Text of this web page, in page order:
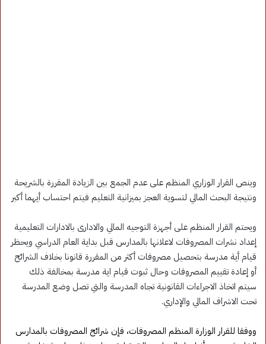
وينص القرار الوزاري المنظم على عدم الجمع بين الزيادة المقررة بالشريحة
ونتيجة البحث المالي لتسوية العجز بميزانية التعليم فيتم احتساب أيهما أكبر
ويحتم القرار المنظم على أجهزة التوجيه المالي والادارى بالادارات التعليمية
إعداد نشرات المصروفات لاعلانها بالمدارس قبل بداية العام الدراسي ويحظر
قيام أية مدرسة بتحصيل مصروفات أكثر من المقررة قانونا بخلاف الشرائح
أو إعادة تقييم المصروفات وحال ثبوت قيام اية مدرسة بمخالفة ذلك
سيتم اتخاذ الاجراءات القانونية تجاه المدرسة والتي تصل وضع المدرسة
تحت الاشراف المالي والإداري.
ووفقا للقرار الوزارة المنظم المصروفات، فإن شرائح المصروفات بالمدارس